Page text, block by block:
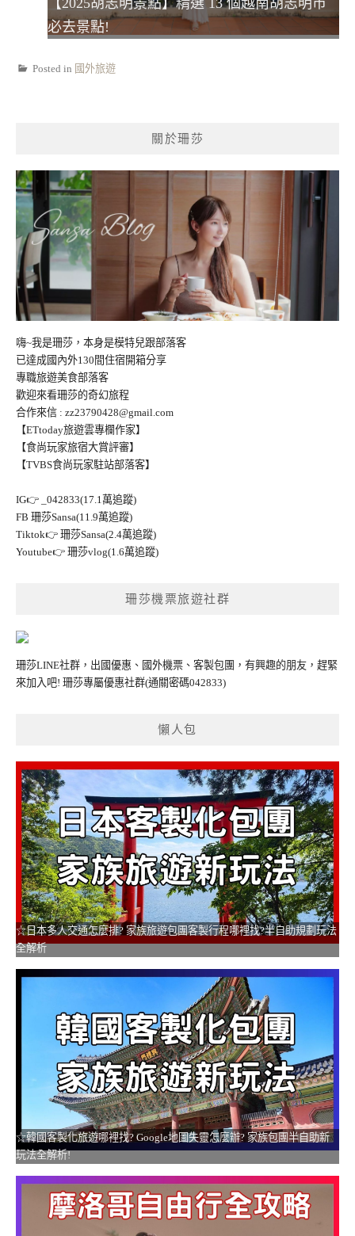
必去景點!
Posted in 國外旅遊
關於珊莎
嗨~我是珊莎，本身是模特兒跟部落客
已達成國內外130間住宿開箱分享
專職旅遊美食部落客
歡迎來看珊莎的奇幻旅程
合作來信 : zz23790428@gmail.com
【ETtoday旅遊雲專欄作家】
【食尚玩家旅宿大賞評審】
【TVBS食尚玩家駐站部落客】
IG👉
_042833(17.1萬追蹤)
FB 珊莎Sansa(11.9萬追蹤)
Tiktok👉 珊莎Sansa(2.4萬追蹤)
Youtube👉 珊莎vlog(1.6萬追蹤)
珊莎機票旅遊社群
珊莎LINE社群，出國優惠、國外機票、客製包團，有興趣的朋友，趕緊
來加入吧! 珊莎專屬優惠社群(通關密碼042833)
懶人包
☆日本多人交通怎麼排? 家族旅遊包團客製行程哪裡找?半自助規劃玩法
全解析
☆韓國客製化旅遊哪裡找? Google地圖失靈怎麼辦? 家族包團半自助新
玩法全解析!